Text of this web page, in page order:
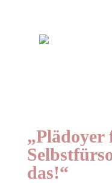
„Plädoyer
das!“